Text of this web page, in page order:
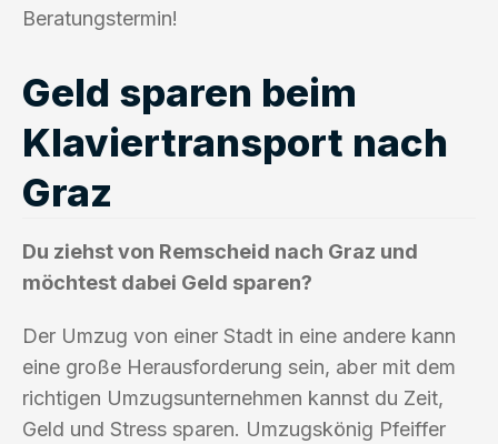
Beratungstermin!
Geld sparen beim
Klaviertransport nach
Graz
Du ziehst von Remscheid nach Graz und
möchtest dabei Geld sparen?
Der Umzug von einer Stadt in eine andere kann
eine große Herausforderung sein, aber mit dem
richtigen Umzugsunternehmen kannst du Zeit,
Geld und Stress sparen. Umzugskönig Pfeiffer